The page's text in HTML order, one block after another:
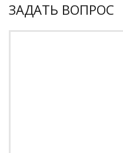
ЗАДАТЬ ВОПРОС